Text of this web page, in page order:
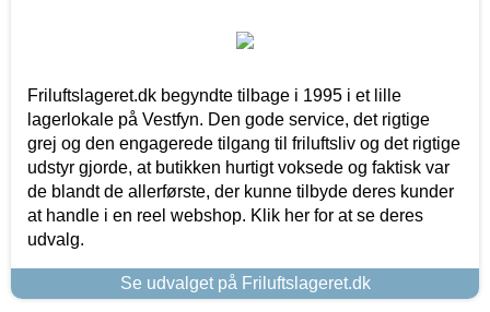
Friluftslageret.dk begyndte tilbage i 1995 i et lille
lagerlokale på Vestfyn. Den gode service, det rigtige
grej og den engagerede tilgang til friluftsliv og det rigtige
udstyr gjorde, at butikken hurtigt voksede og faktisk var
de blandt de allerførste, der kunne tilbyde deres kunder
at handle i en reel webshop. Klik her for at se deres
udvalg.
Se udvalget på Friluftslageret.dk